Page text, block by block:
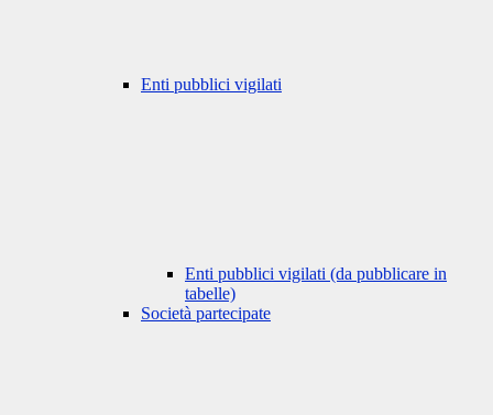
Enti pubblici vigilati
Enti pubblici vigilati (da pubblicare in
tabelle)
Società partecipate